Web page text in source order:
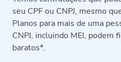
seu CPF ou CNPJ, mesmo
Planos para mais de uma
CNPJ, incluindo MEI, podem
baratos*.